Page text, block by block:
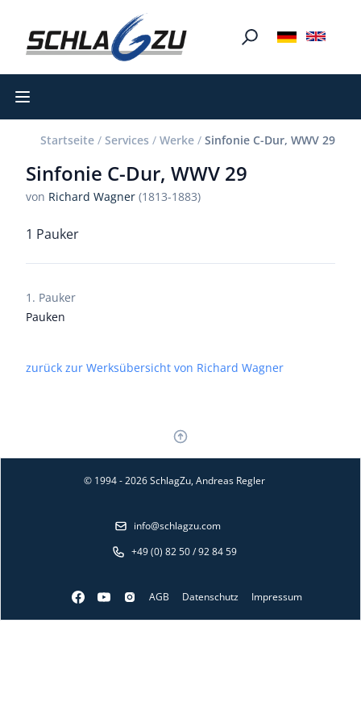
Open main menu
Startseite / Services / Werke / Sinfonie C-Dur, WWV 29
Sinfonie C-Dur, WWV 29
von Richard Wagner (1813-1883)
1 Pauker
1. Pauker
Pauken
zurück zur Werksübersicht von Richard Wagner
© 1994 - 2026 SchlagZu, Andreas Regler
info@schlagzu.com
+49 (0) 82 50 / 92 84 59
AGB Datenschutz Impressum